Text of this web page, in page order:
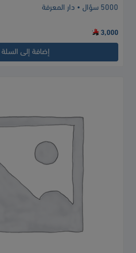
5000 سؤال • دار المعرفة
3,000
إضافة إلى السلة